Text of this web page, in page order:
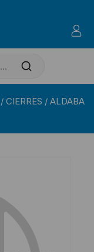
/ CIERRES / ALDABA